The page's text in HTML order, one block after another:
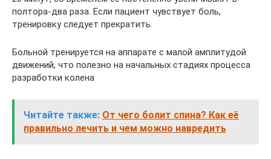
полтора-два раза. Если пациент чувствует боль,
тренировку следует прекратить.
Больной тренируется на аппарате с малой амплитудой
движений, что полезно на начальных стадиях процесса
разработки колена
Читайте также: От чего болит спина? Как её
правильно лечить и чем можно навредить